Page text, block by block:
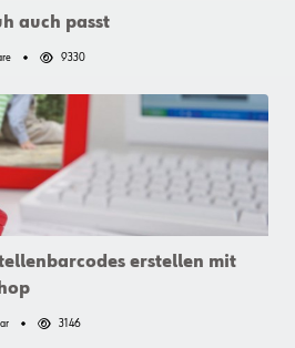
auch passt
Zu
Kabelschuh
Auch
Passt
9330
erstellen mit
Zu
3146